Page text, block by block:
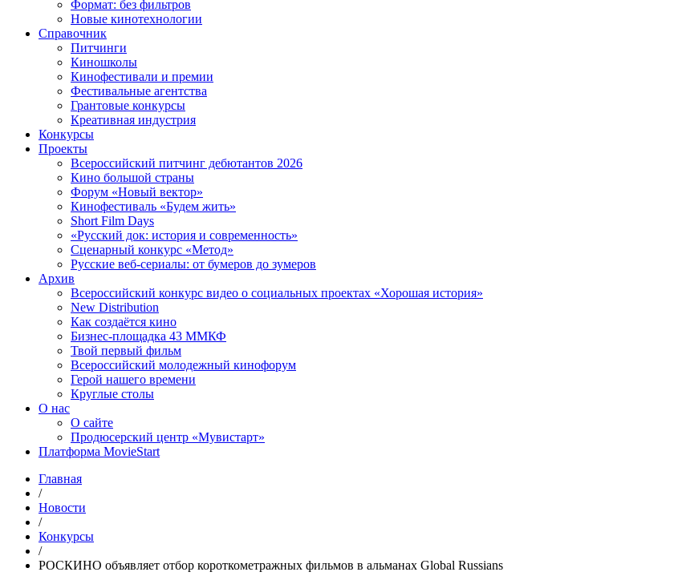
Формат: без фильтров
Новые кинотехнологии
Справочник
Питчинги
Киношколы
Кинофестивали и премии
Фестивальные агентства
Грантовые конкурсы
Креативная индустрия
Конкурсы
Проекты
Всероссийский питчинг дебютантов 2026
Кино большой страны
Форум «Новый вектор»
Кинофестиваль «Будем жить»
Short Film Days
«Русский док: история и современность»
Сценарный конкурс «Метод»
Русские веб-сериалы: от бумеров до зумеров
Архив
Всероссийский конкурс видео о социальных проектах «Хорошая история»
New Distribution
Как создаётся кино
Бизнес-площадка 43 ММКФ
Твой первый фильм
Всероссийский молодежный кинофорум
Герой нашего времени
Круглые столы
О нас
О сайте
Продюсерский центр «Мувистарт»
Платформа MovieStart
Главная
/
Новости
/
Конкурсы
/
РОСКИНО объявляет отбор короткометражных фильмов в альманах Global Russians